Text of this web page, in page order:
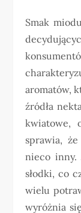
Smak
aromatów,
źródła
kwiatowe,
sprawia,
nieco inny.
słodki, co
wielu
wyróżnia